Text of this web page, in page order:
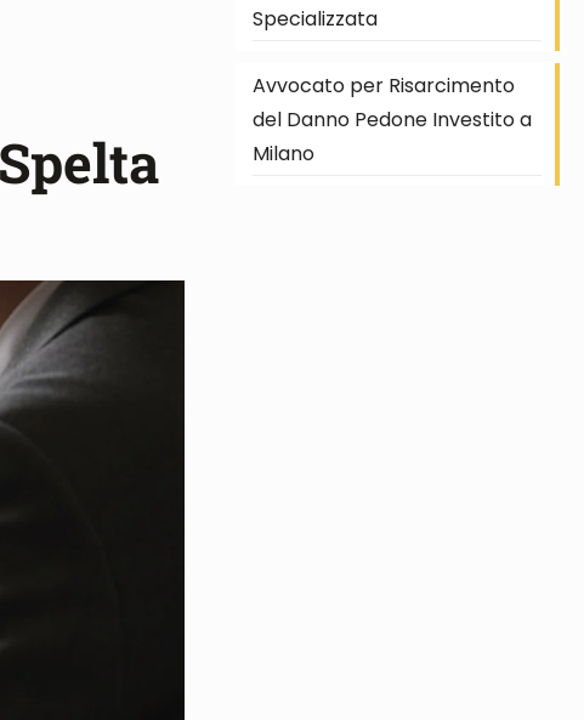
Specializzata
Avvocato per Risarcimento
del Danno Pedone Investito a
Milano